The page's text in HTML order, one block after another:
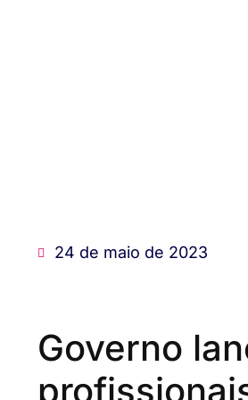
24 de maio de 2023
Governo